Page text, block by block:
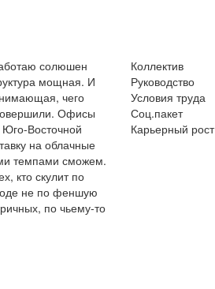
солюшен
мощная. И
чего
Офисы
Юго-Восточной
на облачные
темпами сможем.
кто скулит по
не по феншую
по чьему-то
Коллектив
Руководство
Условия труда
Соц.пакет
Карьерный рост